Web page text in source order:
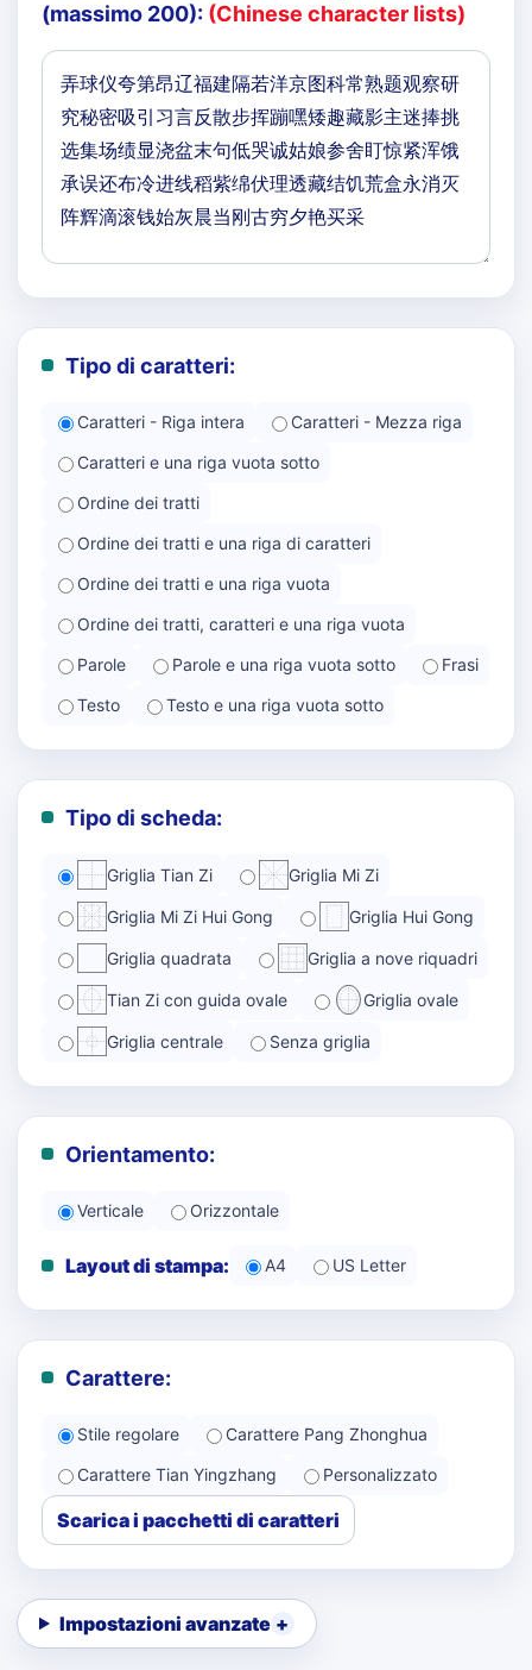
(massimo 200): (Chinese character lists)
Tipo di caratteri:
Caratteri - Riga intera
Caratteri - Mezza riga
Caratteri e una riga vuota sotto
Ordine dei tratti
Ordine dei tratti e una riga di caratteri
Ordine dei tratti e una riga vuota
Ordine dei tratti, caratteri e una riga vuota
Parole
Parole e una riga vuota sotto
Frasi
Testo
Testo e una riga vuota sotto
Tipo di scheda:
Griglia Tian Zi Griglia Mi Zi
Griglia Mi Zi Hui Gong Griglia Hui Gong
Griglia quadrata Griglia a nove riquadri
Tian Zi con guida ovale Griglia ovale
Griglia centrale Senza griglia
Orientamento:
Verticale Orizzontale
Layout di stampa: A4 US Letter
Carattere:
Stile regolare
Carattere Pang Zhonghua
Carattere Tian Yingzhang
Personalizzato
Scarica i pacchetti di caratteri
Impostazioni avanzate